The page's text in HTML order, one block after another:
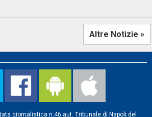
Altre Notizie »
giornalistica n.46 aut. Tribunale di Napoli del